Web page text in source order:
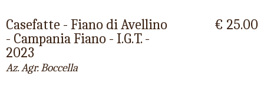
Casefatte - Fiano di Avellino
- Campania Fiano - I.G.T. -
2023
Az. Agr. Boccella
€ 25.00